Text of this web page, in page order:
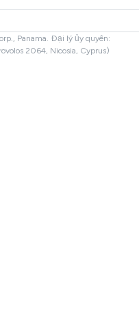
Panama. Đại lý ủy quyền:
2064, Nicosia, Cyprus)